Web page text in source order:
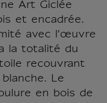
Art Giclée
et encadrée.
avec l'œuvre
la totalité du
recouvrant
Le
en bois de